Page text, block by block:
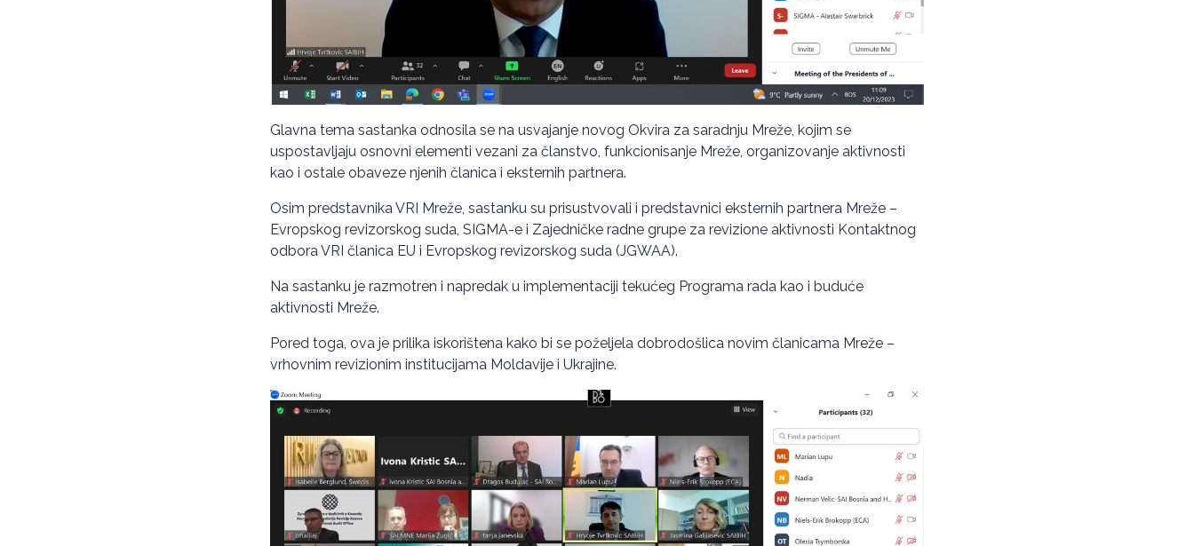
Glavna tema sastanka odnosila se na usvajanje novog Okvira za saradnju Mreže, kojim se
uspostavljaju osnovni elementi vezani za članstvo, funkcionisanje Mreže, organizovanje aktivnosti
kao i ostale obaveze njenih članica i eksternih partnera.
Osim predstavnika VRI Mreže, sastanku su prisustvovali i predstavnici eksternih partnera Mreže –
Evropskog revizorskog suda, SIGMA-e i Zajedničke radne grupe za revizione aktivnosti Kontaktnog
odbora VRI članica EU i Evropskog revizorskog suda (JGWAA).
Na sastanku je razmotren i napredak u implementaciji tekućeg Programa rada kao i buduće
aktivnosti Mreže.
Pored toga, ova je prilika iskorištena kako bi se poželjela dobrodošlica novim članicama Mreže –
vrhovnim revizionim institucijama Moldavije i Ukrajine.